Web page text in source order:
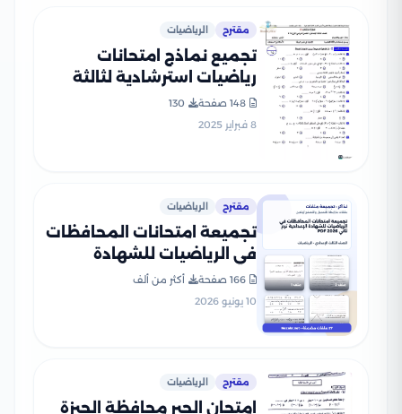
مقترح الرياضيات
تجميع نماذج امتحانات
رياضيات استرشادية لثالثة
إعدادي الترم الأول PDF
148 صفحة
130
8 فبراير 2025
مقترح الرياضيات
تجميعة امتحانات المحافظات
في الرياضيات للشهادة
الإعدادية ترم ثاني 2026 PDF
166 صفحة
أكثر من ألف
10 يونيو 2026
مقترح الرياضيات
امتحان الجبر محافظة الجيزة